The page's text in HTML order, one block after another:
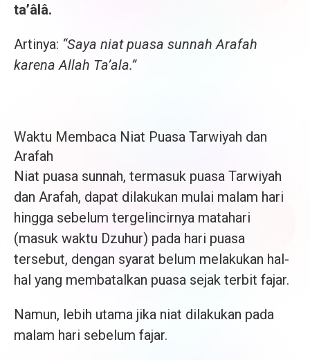
ta’âlâ.
Artinya: “Saya niat puasa sunnah Arafah
karena Allah Ta’ala.”
Waktu Membaca Niat Puasa Tarwiyah dan
Arafah
Niat puasa sunnah, termasuk puasa Tarwiyah
dan Arafah, dapat dilakukan mulai malam hari
hingga sebelum tergelincirnya matahari
(masuk waktu Dzuhur) pada hari puasa
tersebut, dengan syarat belum melakukan hal-
hal yang membatalkan puasa sejak terbit fajar.
Namun, lebih utama jika niat dilakukan pada
malam hari sebelum fajar.